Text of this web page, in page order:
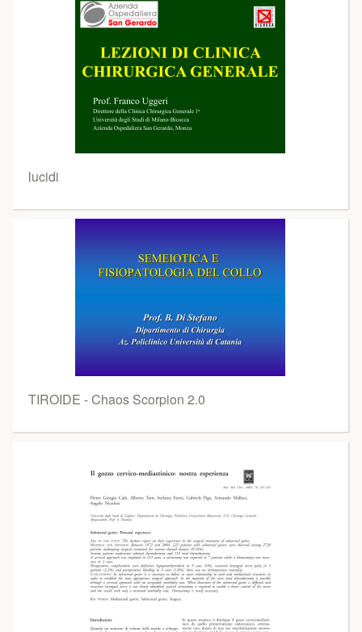
lucidi
TIROIDE - Chaos Scorpion 2.0